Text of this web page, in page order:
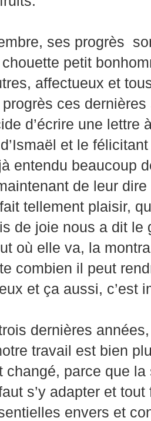
ses progrès
petit
affectueux et
progrès ces
d’écrire une lettre
et le
entendu beaucoup
de leur
tellement plaisir,
de joie nous a dit
où elle va, la
combien il peut
et ça aussi, c’est
dernières
travail est bien
changé, parce que
s’y adapter et
envers et